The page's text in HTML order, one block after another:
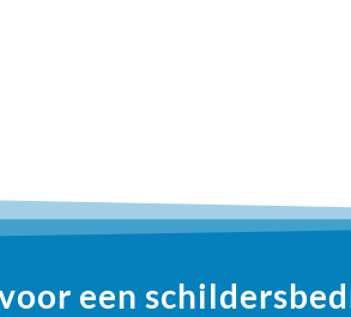
een